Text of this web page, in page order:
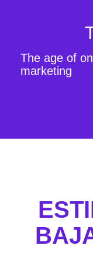
The age of
marketing